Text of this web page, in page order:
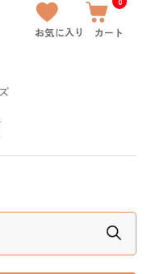
お気に入り カート